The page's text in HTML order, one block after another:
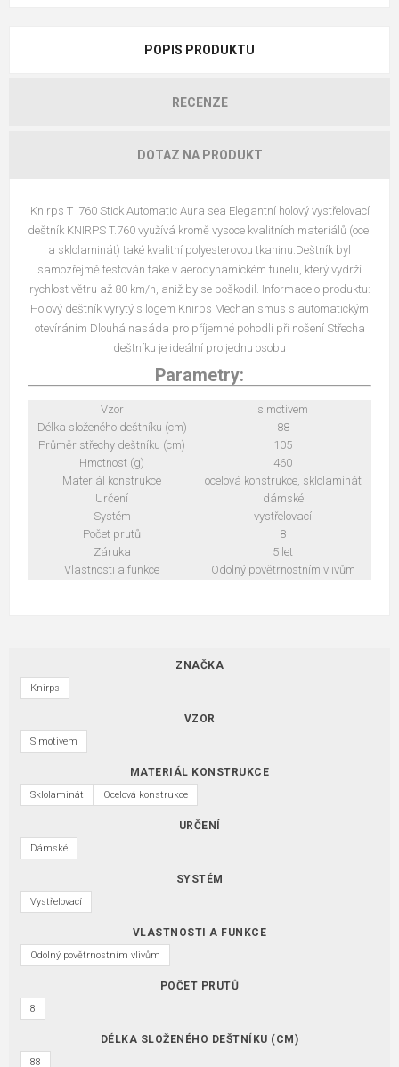
POPIS PRODUKTU
RECENZE
DOTAZ NA PRODUKT
Knirps T .760 Stick Automatic Aura sea Elegantní holový vystřelovací
deštník KNIRPS T.760 využívá kromě vysoce kvalitních materiálů (ocel
a sklolaminát) také kvalitní polyesterovou tkaninu.Deštník byl
samozřejmě testován také v aerodynamickém tunelu, který vydrží
rychlost větru až 80 km/h, aniž by se poškodil. Informace o produktu:
Holový deštník vyrytý s logem Knirps Mechanismus s automatickým
otevíráním Dlouhá nasáda pro příjemné pohodlí při nošení Střecha
deštníku je ideální pro jednu osobu
Parametry:
Vzor
s motivem
Délka složeného deštníku (cm)
88
Průměr střechy deštníku (cm)
105
Hmotnost (g)
460
Materiál konstrukce
ocelová konstrukce, sklolaminát
Určení
dámské
Systém
vystřelovací
Počet prutů
8
Záruka
5 let
Vlastnosti a funkce
Odolný povětrnostním vlivům
ZNAČKA
Knirps
VZOR
S motivem
MATERIÁL KONSTRUKCE
Sklolaminát Ocelová konstrukce
URČENÍ
Dámské
SYSTÉM
Vystřelovací
VLASTNOSTI A FUNKCE
Odolný povětrnostním vlivům
POČET PRUTŮ
8
DÉLKA SLOŽENÉHO DEŠTNÍKU (CM)
88